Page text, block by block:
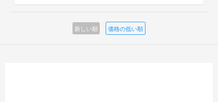
新しい順 価格の低い順